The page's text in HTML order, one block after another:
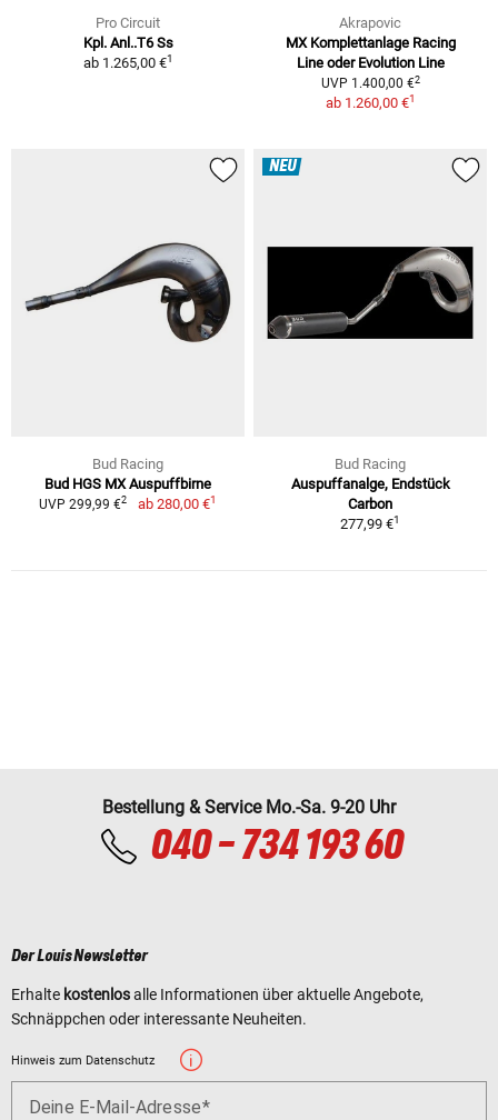
Pro Circuit
Kpl. Anl..T6 Ss
ab 1.265,00 €1
Akrapovic
MX Komplettanlage Racing
Line oder Evolution Line
UVP 1.400,00 €2
ab 1.260,00 €1
Bud Racing
Bud HGS MX Auspuffbirne
UVP 299,99 €2 ab 280,00 €1
NEU
Bud Racing
Auspuffanalge, Endstück
Carbon
277,99 €1
Bestellung & Service Mo.-Sa. 9-20 Uhr
040 - 734 193 60
Der Louis Newsletter
Erhalte kostenlosalle Informationen über aktuelle Angebote,
Schnäppchen oder interessante Neuheiten.
Hinweis zum Datenschutz
Deine E-Mail-Adresse